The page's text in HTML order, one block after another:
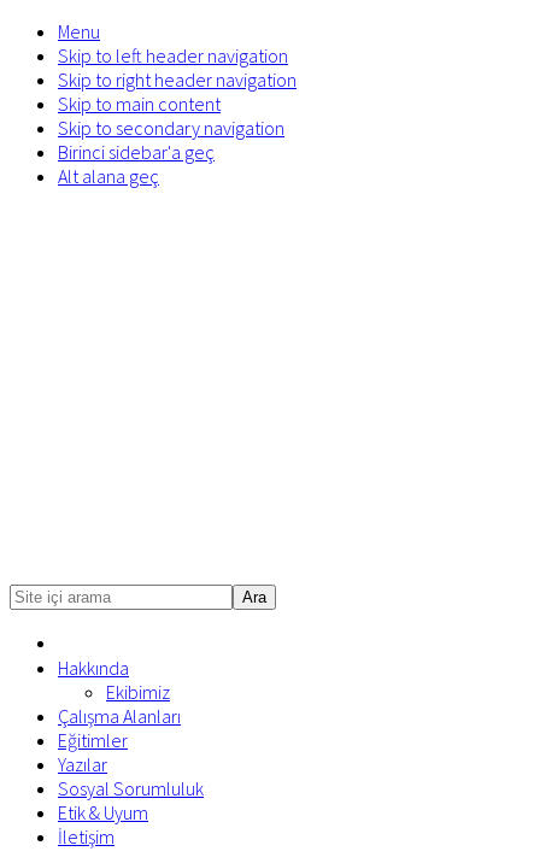
Menu
Skip to left header navigation
Skip to right header navigation
Skip to main content
Skip to secondary navigation
Birinci sidebar'a geç
Alt alana geç
Site
arama
Hakkında
Ekibimiz
Çalışma Alanları
Eğitimler
Yazılar
Sosyal Sorumluluk
Etik & Uyum
İletişim